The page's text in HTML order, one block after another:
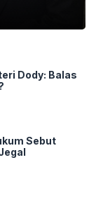
Dody: Balas
Sebut